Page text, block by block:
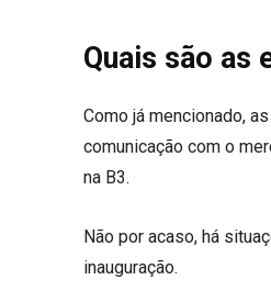
Quais são as
Como já mencionado,
comunicação com o
na B3.
Não por acaso, há
inauguração.